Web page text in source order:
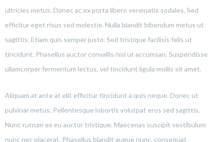
ultricies metus. Donec ac ex porta libero venenatis sodales. Sed
efficitur eget risus sed molestie. Nulla blandit bibendum metus ut
sagittis. Etiam quis semper justo. Sed tristique facilisis felis ut
tincidunt. Phasellus auctor convallis nisl ut accumsan. Suspendisse
ullamcorper fermentum lectus, vel tincidunt ligula mollis sit amet.
Aliquam at ante at elit efficitur tincidunt a quis neque. Donec ut
pulvinar metus. Pellentesque lobortis volutpat eros sed sagittis.
Nunc rutrum ex eu auctor tristique. Maecenas suscipit vestibulum
nunc nec placerat. Phasellus blandit augue nunc, consequat